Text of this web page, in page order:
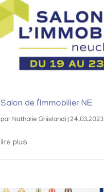
Salon de l’Immobilier NE
parNathalie Ghislandi |24.03.2023
lire plus